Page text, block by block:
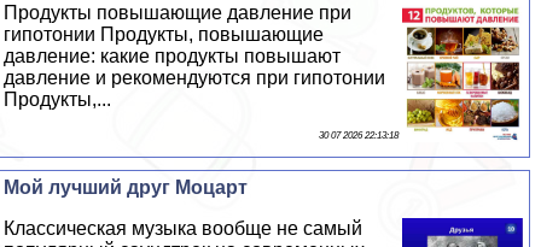
Продукты повышающие давление при
гипотонии Продукты, повышающие
давление: какие продукты повышают
давление и рекомендуются при гипотонии
Продукты,...
30 07 2026 22:13:18
Мой лучший друг Моцарт
Классическая музыка вообще не самый